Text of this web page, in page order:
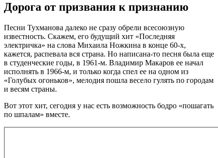
Дорога от призвания к признанию
Песни Тухманова далеко не сразу обрели всесоюзную
известность. Скажем, его будущий хит «Последняя
электричка» на слова Михаила Ножкина в конце 60-х,
кажется, распевала вся страна. Но написана-то песня была еще
в студенческие годы, в 1961-м. Владимир Макаров ее начал
исполнять в 1966-м, и только когда спел ее на одном из
«Голубых огоньков», мелодия пошла весело гулять по городам
и весям страны.
Вот этот хит, сегодня у нас есть возможность бодро «пошагать
по шпалам» вместе.